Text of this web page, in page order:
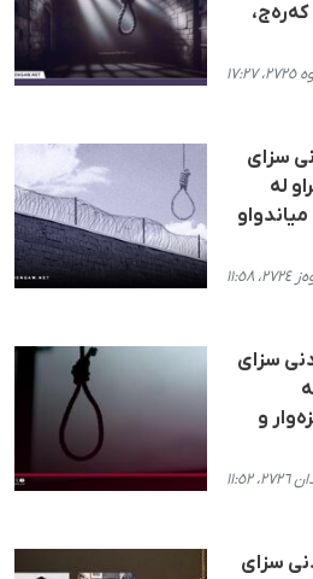
سزای
بەندکراو لە
سزای
و
سزای